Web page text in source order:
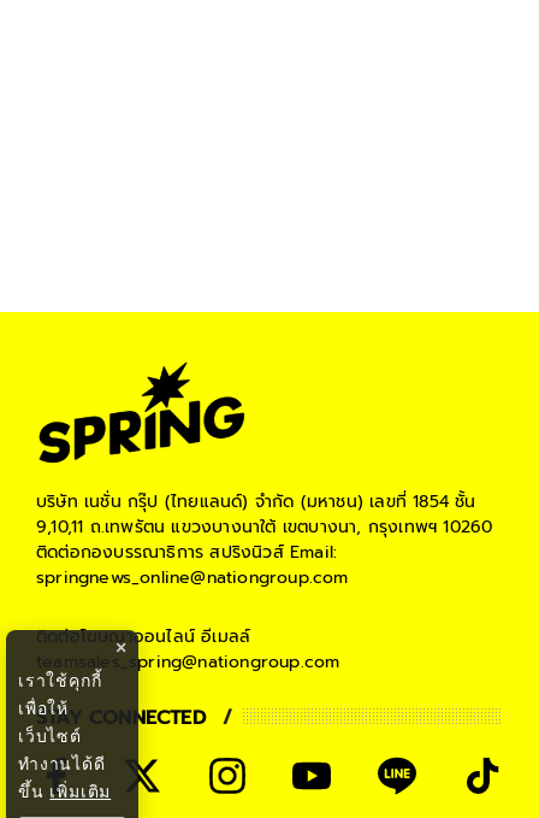
บริษัท เนชั่น กรุ๊ป (ไทยแลนด์) จำกัด (มหาชน) เลขที่ 1854 ชั้น
9,10,11 ถ.เทพรัตน แขวงบางนาใต้ เขตบางนา, กรุงเทพฯ 10260
ติดต่อกองบรรณาธิการ สปริงนิวส์Email:
springnews_online@nationgroup.com
ติดต่อโฆษณาออนไลน์ อีเมลล์
teamsales_spring@nationgroup.com
STAY CONNECTED
×
เราใช้คุกกี้
เพื่อให้
เว็บไซต์
ทำงานได้ดี
ขึ้น เพิ่มเติม